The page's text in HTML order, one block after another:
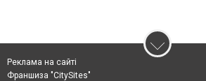
Реклама на сайті
Франшиза "CitySites"